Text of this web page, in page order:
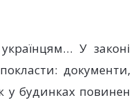
У законі
документи,
у будинках повинен